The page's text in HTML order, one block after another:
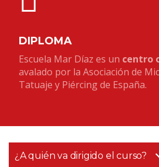
DIPLOMA
Escuela Mar Díaz es un centro
avalado por la Asociación de
Tatuaje y Piércing de España.
¿A quién va dirigido el curso?